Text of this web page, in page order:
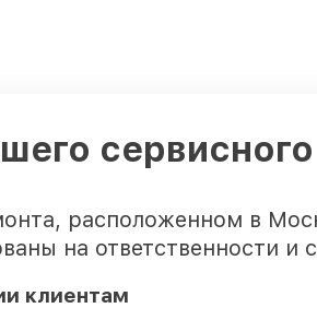
расположенном в
на ответственности и
клиентам